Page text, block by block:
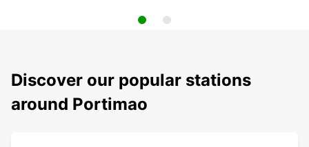
Discover our popular stations
around Portimao